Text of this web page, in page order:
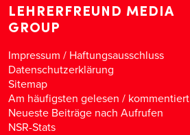
LEHRERFREUND MEDIA
GROUP
Impressum / Haftungsausschluss
Datenschutzerklärung
Sitemap
Am häufigsten gelesen / kommentiert
Neueste Beiträge nach Aufrufen
NSR-Stats